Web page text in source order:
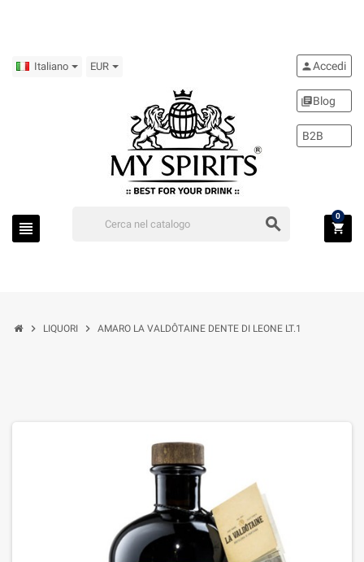
Italiano EUR
view_headline search
personAccedi
library_booksBlog
B2B
shopping_cart
0
chevron_right LIQUORI chevron_right AMARO LA VALDÔTAINE DENTE DI LEONE LT.1